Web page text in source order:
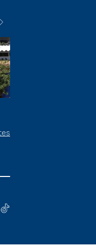
on-line ou
é um formato do